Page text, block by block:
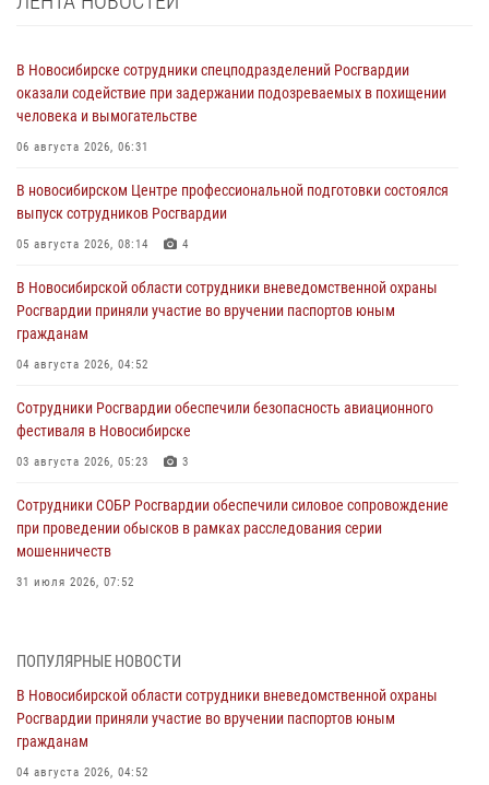
В Новосибирске сотрудники спецподразделений Росгвардии
оказали содействие при задержании подозреваемых в похищении
человека и вымогательстве
06 августа 2026, 06:31
В новосибирском Центре профессиональной подготовки состоялся
выпуск сотрудников Росгвардии
05 августа 2026, 08:14 4
В Новосибирской области сотрудники вневедомственной охраны
Росгвардии приняли участие во вручении паспортов юным
гражданам
04 августа 2026, 04:52
Сотрудники Росгвардии обеспечили безопасность авиационного
фестиваля в Новосибирске
03 августа 2026, 05:23 3
Сотрудники СОБР Росгвардии обеспечили силовое сопровождение
при проведении обысков в рамках расследования серии
мошенничеств
31 июля 2026, 07:52
При силовой поддержке бойцов ОМОН и СОБР Росгвардии
пресечена деятельность группы лиц, причастных к мошенничеству
в сфере страхования
ПОПУЛЯРНЫЕ НОВОСТИ
В Новосибирской области сотрудники вневедомственной охраны
Росгвардии приняли участие во вручении паспортов юным
гражданам
04 августа 2026, 04:52